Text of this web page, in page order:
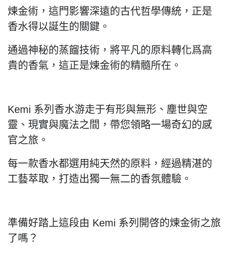
煉金術，這門影響深遠的古代哲學傳統，正是
香水得以誕生的關鍵。
通過神秘的蒸餾技術，將平凡的原料轉化爲高
貴的香氣，這正是煉金術的精髓所在。
Kemi 系列香水游走于有形與無形、塵世與空
靈、現實與魔法之間，帶您領略一場奇幻的感
官之旅。
每一款香水都選用純天然的原料，經過精湛的
工藝萃取，打造出獨一無二的香氛體驗。
準備好踏上這段由 Kemi 系列開啓的煉金術之旅
了嗎？